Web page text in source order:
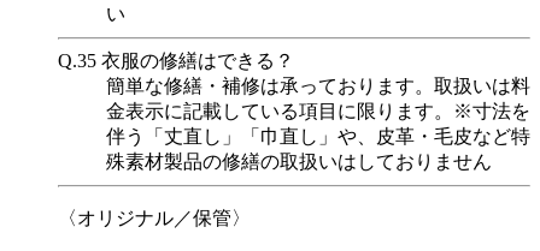
い
Q.35 衣服の修繕はできる？
簡単な修繕・補修は承っております。取扱いは料
金表示に記載している項目に限ります。※寸法を
伴う「丈直し」「巾直し」や、皮革・毛皮など特
殊素材製品の修繕の取扱いはしておりません
〈オリジナル／保管〉